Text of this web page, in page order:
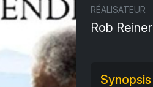
RÉALISATEUR
Rob Reiner
Synopsis